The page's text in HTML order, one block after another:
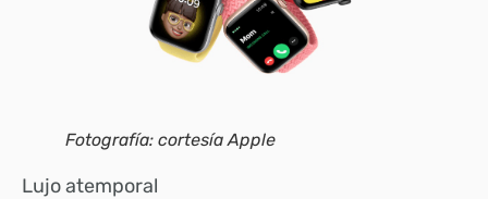
Fotografía: cortesía Apple
Lujo atemporal